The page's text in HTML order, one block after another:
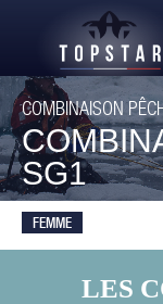
COMBINAISON
SG1
FEMME
LES